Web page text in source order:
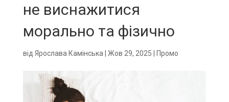
не виснажитися
морально та фізично
від Ярослава Камінська Жов 29, 2025 Промо